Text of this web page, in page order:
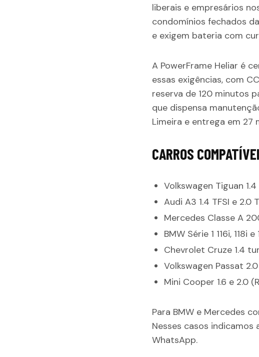
liberais e empresários
condomínios fechados
e exigem bateria com
A PowerFrame Heliar é
essas exigências, com
reserva de 120 minutos
que dispensa
Limeira e entrega em 27
CARROS
Volkswagen Tiguan
Audi A3 1.4 TFSI e
Mercedes Classe A
BMW Série 1 116i, 118i
Chevrolet Cruze 1.4
Volkswagen Passat
Mini Cooper 1.6 e 2.0
Para BMW e Mercedes
Nesses casos indicamos
WhatsApp.